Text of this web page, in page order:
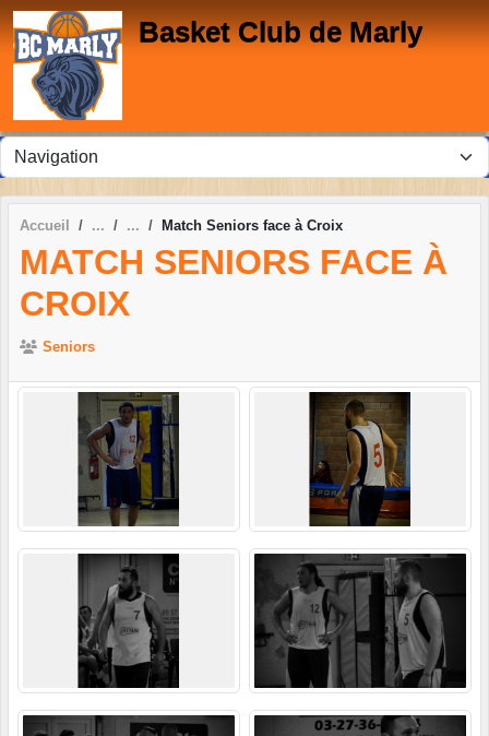
Basket Club de Marly
Accueil Match Seniors face à Croix
MATCH SENIORS FACE À
CROIX
Seniors
Panneau de gestion des cookies